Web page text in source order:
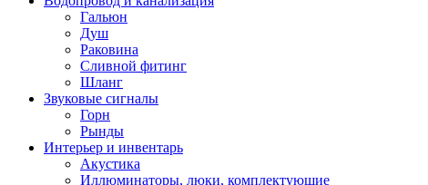
Гальюн
Душ
Раковина
Сливной фитинг
Шланг
Звуковые сигналы
Горн
Рынды
Интерьер и инвентарь
Акустика
Иллюминаторы, люки, комплектующие